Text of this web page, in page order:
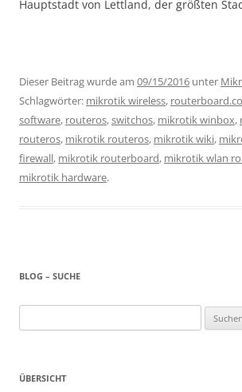
Hauptstadt von Lettland, der größten
Dieser Beitrag wurde am 09/15/2016 unter
Schlagwörter: mikrotik wireless,
software, routeros,switchos, mikrotik winbox,
routeros, mikrotik routeros, mikrotik wiki,
firewall, mikrotik routerboard, mikrotik wlan
mikrotik hardware.
BLOG – SUCHE
nach:
ÜBERSICHT